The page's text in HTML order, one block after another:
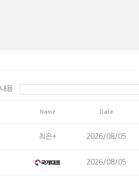
내용
Name Date
최은* 2026/08/05
2026/08/05